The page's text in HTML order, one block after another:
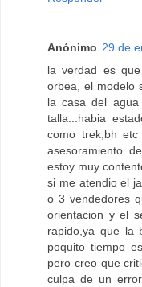
Anónimo 29 de
la verdad es
orbea, el modelo
la casa del
talla...habia
como trek,bh
asesoramiento
estoy muy
si me atendio el
o 3 vendedores
orientacion y el
rapido,ya que la
poquito tiempo
pero creo que
culpa de un